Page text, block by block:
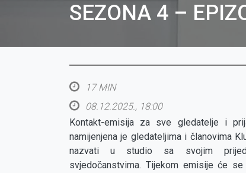
SEZONA 4 –
17 MIN
08.12.2025., 18:00
Kontakt-emisija za sve gledatelje i
namijenjena je gledateljima i članovima
nazvati u studio sa svojim
svjedočanstvima. Tijekom emisije će